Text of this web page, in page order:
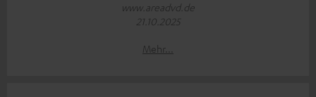
www.areadvd.de
21.10.2025
Mehr...